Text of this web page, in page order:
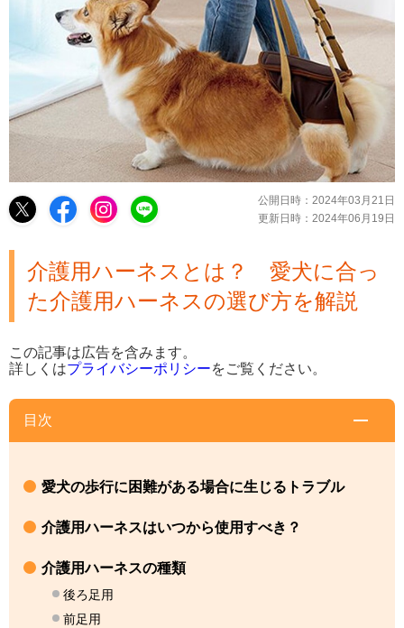
公開日時： 2024年03月21日
更新日時： 2024年06月19日
介護用ハーネスとは？ 愛犬に合っ
た介護用ハーネスの選び方を解説
この記事は広告を含みます。
詳しくはプライバシーポリシーをご覧ください。
目次
愛犬の歩行に困難がある場合に生じるトラブル
介護用ハーネスはいつから使用すべき？
介護用ハーネスの種類
後ろ足用
前足用